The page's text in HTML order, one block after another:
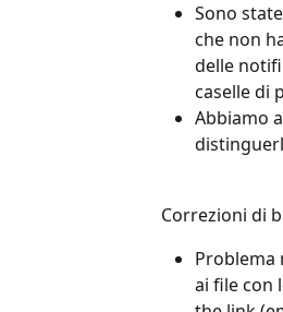
Sono
che non
delle
caselle di
Abbiamo
Correzioni di
Problema
ai file con